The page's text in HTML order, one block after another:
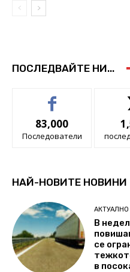
ПОСЛЕДВАЙТЕ НИ...
83,000
Последователи
НАЙ-НОВИТЕ НОВИНИ
АКТУАЛНО
В
се
в